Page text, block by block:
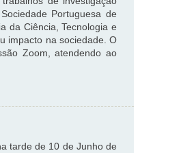
Portuguesa de
da Ciência, Tecnologia e
impacto na sociedade. O
Zoom, atendendo ao
tarde de 10 de Junho de